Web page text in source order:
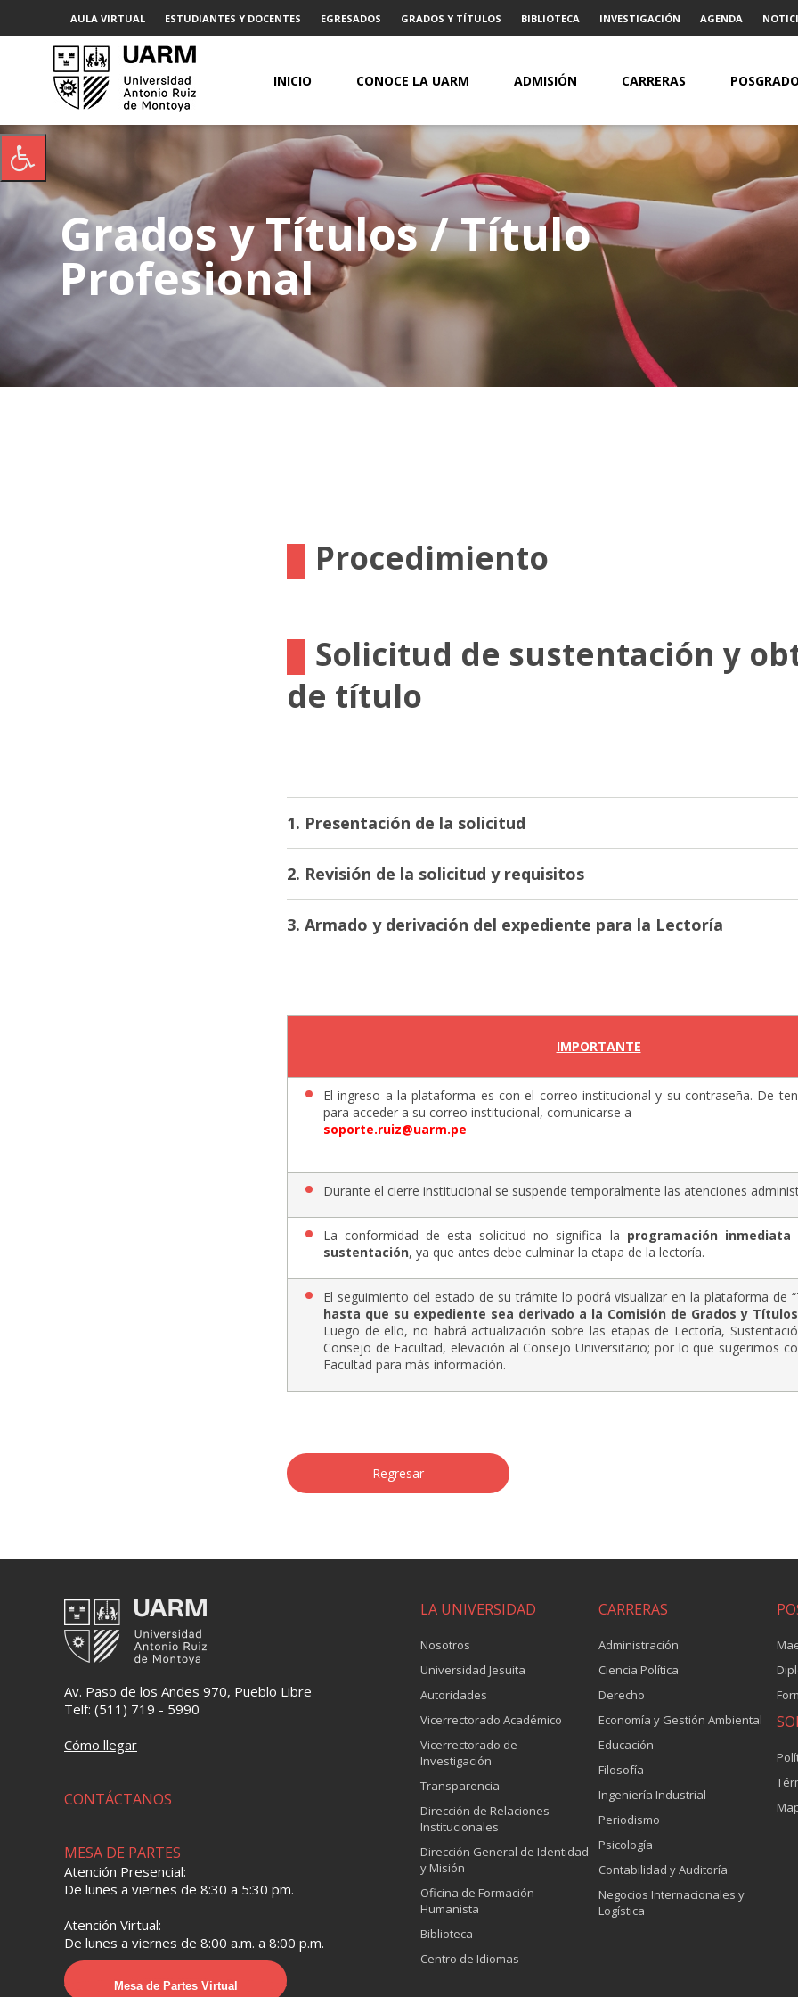
AULA VIRTUAL ESTUDIANTES Y DOCENTES EGRESADOS GRADOS Y TÍTULOS BIBLIOTECA INVESTIGACIÓN AGENDA
INICIO CONOCE LA UARM ADMISIÓN CARRERAS POSGRADO
Grados y Títulos / Título
Profesional
Procedimiento
Solicitud de sustentación y
de título
1. Presentación de la solicitud
2. Revisión de la solicitud y requisitos
3. Armado y derivación del expediente para la Lectoría
IMPORTANTE
El ingreso a la plataforma es con el correo institucional y su contraseña. De
para acceder a su correo institucional, comunicarse a
soporte.ruiz@uarm.pe
Durante el cierre institucional se suspende temporalmente las atenciones
La conformidad de esta solicitud no significa la programación
sustentación, ya que antes debe culminar la etapa de la lectoría.
El seguimiento del estado de su trámite lo podrá visualizar en la plataforma de
hasta que su expediente sea derivado a la Comisión de Grados y
Luego de ello, no habrá actualización sobre las etapas de Lectoría,
Consejo de Facultad, elevación al Consejo Universitario; por lo que sugerimos
Facultad para más información.
Regresar
Av. Paso de los Andes 970, Pueblo Libre
Telf: (511) 719 - 5990
Cómo llegar
CONTÁCTANOS
MESA DE PARTES
Atención Presencial:
De lunes a viernes de 8:30 a 5:30 pm.
Atención Virtual:
De lunes a viernes de 8:00 a.m. a 8:00 p.m.
Mesa de Partes Virtual
LA UNIVERSIDAD
Nosotros
Universidad Jesuita
Autoridades
Vicerrectorado Académico
Vicerrectorado de
Investigación
Transparencia
Dirección de Relaciones
Institucionales
Dirección General de Identidad
y Misión
Oficina de Formación
Humanista
Biblioteca
Centro de Idiomas
CARRERAS
Administración
Ciencia Política
Derecho
Economía y Gestión Ambiental
Educación
Filosofía
Ingeniería Industrial
Periodismo
Psicología
Contabilidad y Auditoría
Negocios Internacionales y
Logística